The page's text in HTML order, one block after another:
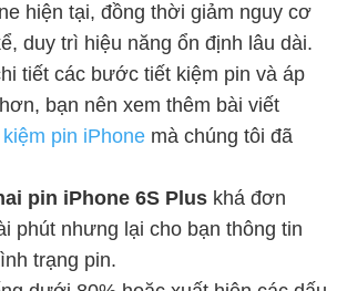
hiện tại, đồng thời giảm nguy cơ
duy trì hiệu năng ổn định lâu dài.
tiết các bước tiết kiệm pin và áp
bạn nên xem thêm bài viết
pin iPhone mà chúng tôi đã
pin iPhone 6S Plus khá đơn
phút nhưng lại cho bạn thông tin
trạng pin.